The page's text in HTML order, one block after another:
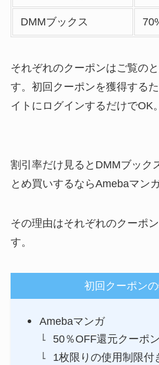
DMMブックス
それぞれのクーポンはご覧の
す。初回クーポンを獲得する
イトにログインするだけでOK。
割引率だけ見るとDMMブック
とめ買いするならAmebaマン
その理由はそれぞれのクーポ
す。
初回クーポン
Amebaマンガ
50％OFF還元クーポン
1枚限りの使用制限付